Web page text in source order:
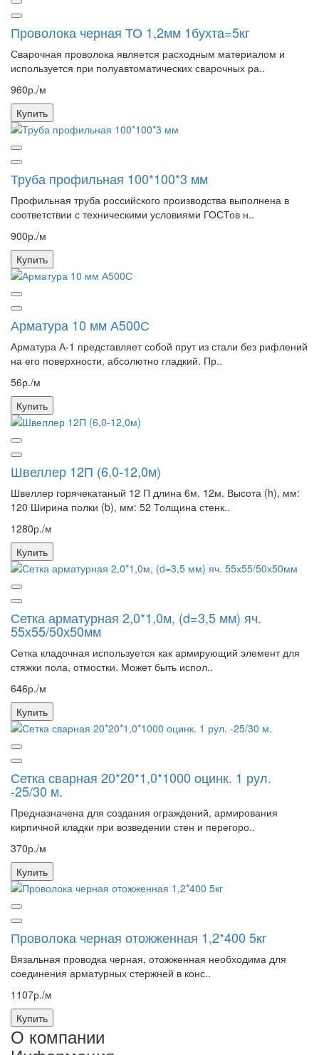
Проволока черная ТО 1,2мм 1бухта=5кг
Сварочная проволока является расходным материалом и
используется при полуавтоматических сварочных ра..
960р./м
Купить
Труба профильная 100*100*3 мм
Профильная труба российского производства выполнена в
соответствии с техническими условиями ГОСТов н..
900р./м
Купить
Арматура 10 мм А500С
Арматура А-1 представляет собой прут из стали без рифлений
на его поверхности, абсолютно гладкий. Пр..
56р./м
Купить
Швеллер 12П (6,0-12,0м)
Швеллер горячекатаный 12 П длина 6м, 12м. Высота (h), мм:
120 Ширина полки (b), мм: 52 Толщина стенк..
1280р./м
Купить
Сетка арматурная 2,0*1,0м, (d=3,5 мм) яч.
55х55/50х50мм
Сетка кладочная используется как армирующий элемент для
стяжки пола, отмостки. Может быть испол..
646р./м
Купить
Сетка сварная 20*20*1,0*1000 оцинк. 1 рул.
-25/30 м.
Предназначена для создания ограждений, армирования
кирпичной кладки при возведении стен и перегоро..
370р./м
Купить
Проволока черная отожженная 1,2*400 5кг
Вязальная проводка черная, отожженная необходима для
соединения арматурных стержней в конс..
1107р./м
Купить
О компании